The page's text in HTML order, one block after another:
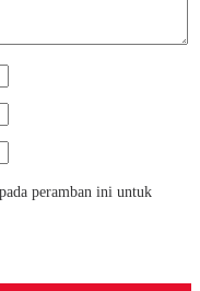
peramban ini untuk